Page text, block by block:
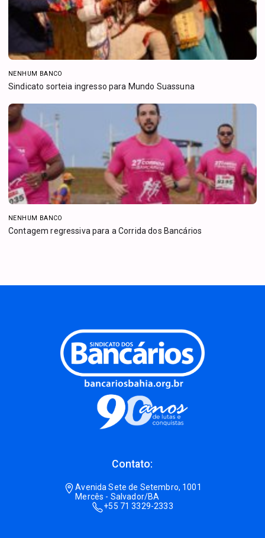
NENHUM BANCO
Sindicato sorteia ingresso para Mundo Suassuna
NENHUM BANCO
Contagem regressiva para a Corrida dos Bancários
Contato:
Avenida Sete de Setembro, 1001
Mercês - Salvador/BA
+55 71 3329-2333